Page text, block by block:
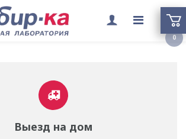
меню
Выезд на дом
0